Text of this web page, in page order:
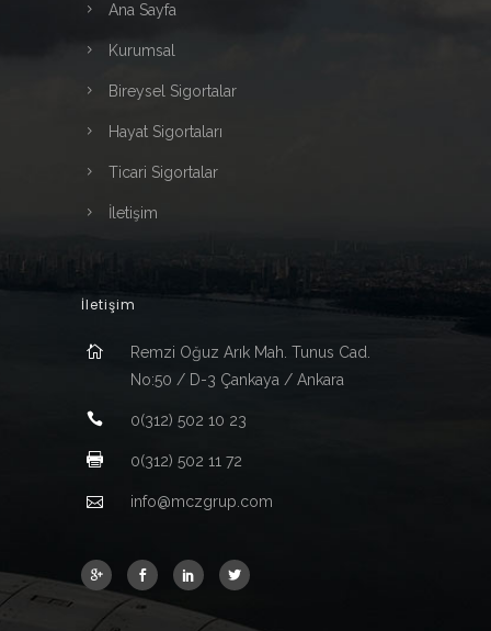
Ana Sayfa
Kurumsal
Bireysel Sigortalar
Hayat Sigortaları
Ticari Sigortalar
İletişim
İletişim
Remzi Oğuz Arık Mah. Tunus Cad.
No:50 / D-3 Çankaya / Ankara
0(312) 502 10 23
0(312) 502 11 72
info@mczgrup.com